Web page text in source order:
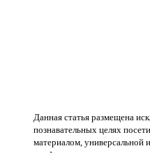
Данная статья размещена
познавательных целях
материалом, универсальной